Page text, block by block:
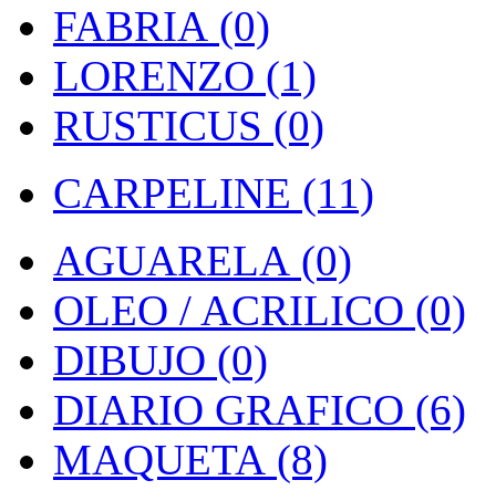
FABRIA (0)
LORENZO (1)
RUSTICUS (0)
CARPELINE (11)
AGUARELA (0)
OLEO / ACRILICO (0)
DIBUJO (0)
DIARIO GRAFICO (6)
MAQUETA (8)